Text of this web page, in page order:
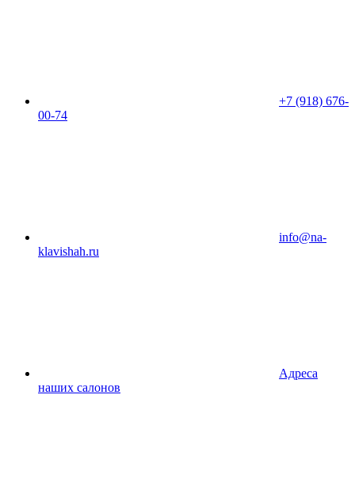
+7 (918) 676-
00-74
info@na-
klavishah.ru
Адреса
наших салонов